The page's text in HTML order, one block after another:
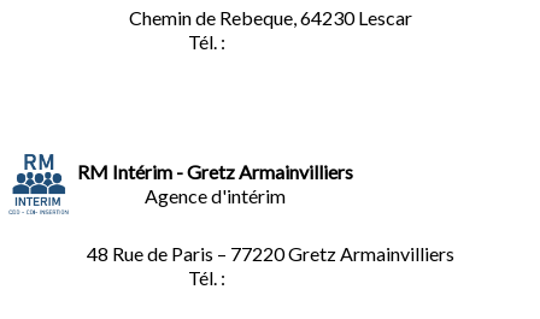
Chemin de Rebeque, 64230 Lescar
Tél. :
RM Intérim - Gretz Armainvilliers
Agence d'intérim
48 Rue de Paris – 77220 Gretz Armainvilliers
Tél. :